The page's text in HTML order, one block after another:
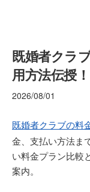
既婚者クラ
用方法伝授！
2026/08/01
既婚者クラブの料
金、支払い方法ま
い料金プラン比較
案内。